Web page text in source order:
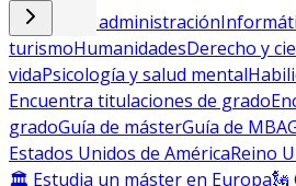
Empresa y administración
turismoHumanidadesDerecho y
vidaPsicología y salud mental
Encuentra titulaciones de grado
gradoGuía de másterGuía de MBA
Estados Unidos de AméricaReino
🏛 Estudia un máster en Europa🗽